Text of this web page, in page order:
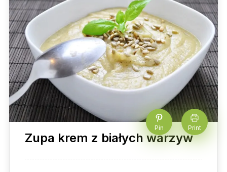
Pin Print
Zupa krem z białych warzyw